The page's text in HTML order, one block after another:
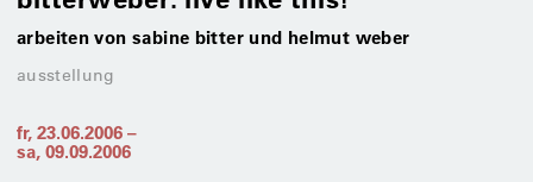
arbeiten von sabine bitter und helmut weber
ausstellung
fr, 23.06.2006 –
sa, 09.09.2006